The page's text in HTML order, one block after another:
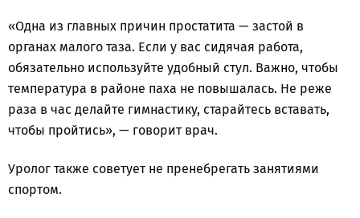
«Одна из главных причин простатита — застой в
органах малого таза. Если у вас сидячая работа,
обязательно используйте удобный стул. Важно, чтобы
температура в районе паха не повышалась. Не реже
раза в час делайте гимнастику, старайтесь вставать,
чтобы пройтись», — говорит врач.
Уролог также советует не пренебрегать занятиями
спортом.